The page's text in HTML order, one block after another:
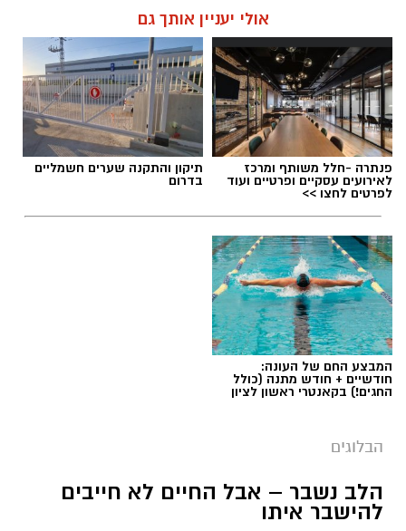
האם גם אתם כאלה?
אלדה נתנאל / 09:20 07.08.26
יש לכם מידע חשוב שטרם נחשף? צילומים מאירוע
חדשותי? מצאתם טעות בכתבה? נשמח שתשתפו
אולי יעניין אותך גם
פנתרה -חלל משותף ומרכז
לאירועים עסקיים ופרטיים ועוד
לפרטים לחצו >>
תיקון והתקנה שערים חשמליים
בדרום
המבצע החם של העונה:
חודשיים + חודש מתנה (כולל
החגים!) בקאנטרי ראשון לציון
הבלוגים
הלב נשבר – אבל החיים לא חייבים
להישבר איתו